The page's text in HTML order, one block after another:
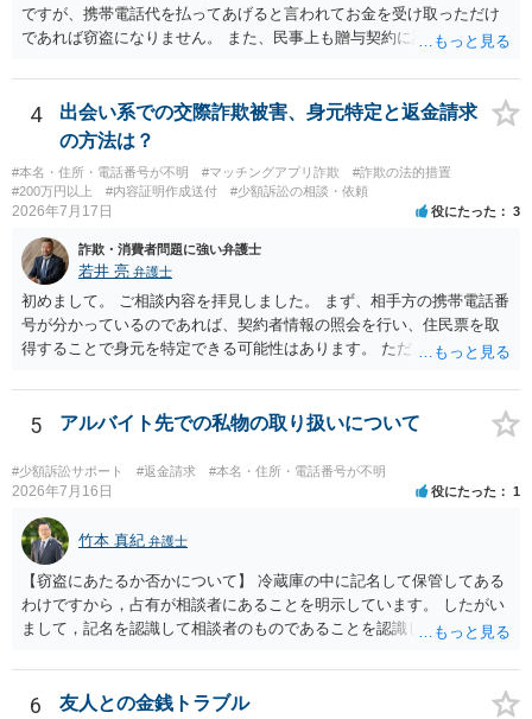
ですが、携帯電話代を払ってあげると言われてお金を受け取っただけ
であれば窃盗になりません。 また、民事上も贈与契約に該当すると思
ず、可能であればブロックをするようにしてください。 ご不安であれ
ば、最寄りの警察署に相談をしても良いかもしれません。 以上、ご参
考になれば幸いです。
4
出会い系での交際詐欺被害、身元特定と返金請求
の方法は？
#本名・住所・電話番号が不明 #マッチングアプリ詐欺
#詐欺の法的措置
#200万円以上
#内容証明作成送付 #少額訴訟の相談・依頼
2026年7月17日 役にたった 3
詐欺・消費者問題に強い弁護士
若井 亮 弁護士
初めまして。 ご相談内容を拝見しました。 まず、相手方の携帯電話番
号が分かっているのであれば、契約者情報の照会を行い、住民票を取
得することで身元を特定できる可能性はあります。 ただ、他人名義の
ろです。 LINEについても、詐欺の事案であれば照会できる可能性はあ
りますが、携帯電話の番号を経由する方法より難しくなります。 身元
本的に贈与に該当する場合には返金請求ができません。 詐欺を含め、
当方に返金の理屈があるかどうかを確認していきます。 さらに、渡し
た金額について、裏付けがあるかどうかも精査します。 上記を経て、
身元の特定、返金の理屈があると判断できるのであれば、まずは交渉
からスタートすることになるでしょう。 ご理解のとおり、詐欺である
ことの立証は簡単ではありません。 刑事事件化が出来るのであれば、
返金交渉で有利になる可能性がありますが、民事上の詐欺の立証以上
に難しいところがあります。 こちらについては、一度、最寄りの警察
良いかと思います。
5 アルバイト先での私物の取り扱いについて
#少額訴訟サポート #返金請求 #本名・住所・電話番号が不明
2026年7月16日 役にたった 1
竹本 真紀 弁護士
【窃盗にあたるか否かについて】 冷蔵庫の中に記名して保管してある
わけですから，占有が相談者にあることを明示しています。 したがい
まして，記名を認識して相談者のものであることを認識していながら
盗罪が成立します。 しかし，窃盗罪は，故意犯です。 過失犯の場合に
は，窃盗罪は成立しません。処罰規定がないからです。 おそらく，持
6 友人との金銭トラブル